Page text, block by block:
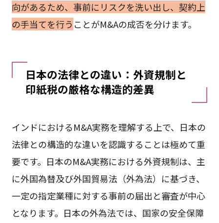
向があるため、事前にリスクを洗い出し、契約上
の手当てを行う ことがM&Aの成否を分けます。
日本の法律との違い：外資規制と
印紙税の厳格な構造的差異
インドにおけるM&A実務を理解する上で、日本の
法律との構造的な違いを認識することは極めて重
要です。日本のM&A実務における外資規制は、主
に外国為替及び外国貿易法（外為法）に基づき、
一定の指定業種に対する事前の届出と審査が中心
となります。日本の外為法では、国家の安全保障